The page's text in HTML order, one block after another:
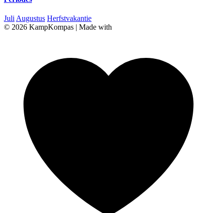
Juli Augustus Herfstvakantie
© 2026 KampKompas | Made with